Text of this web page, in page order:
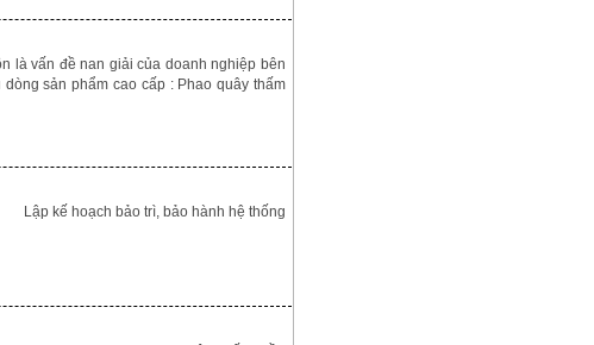
vấn đề nan giải của doanh nghiệp bên
sản phẩm cao cấp : Phao quây thấm
Lập kế hoạch bảo trì, bảo hành hệ thống